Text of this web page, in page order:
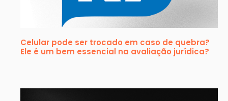
Celular pode ser trocado em caso de quebra?
Ele é um bem essencial na avaliação jurídica?